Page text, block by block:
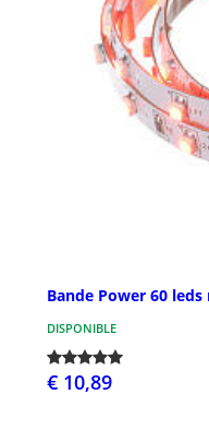
Bande Power 60
DISPONIBLE
€ 10,89